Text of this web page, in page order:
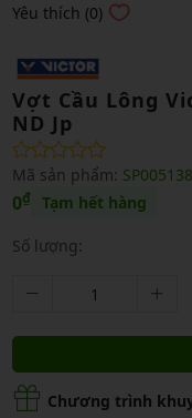
Yêu thích (0)
Vợt Cầu Lông
ND Jp
Mã sản phẩm: SP005138
0₫ Tạm hết hàng
Số lượng:
Chương trình